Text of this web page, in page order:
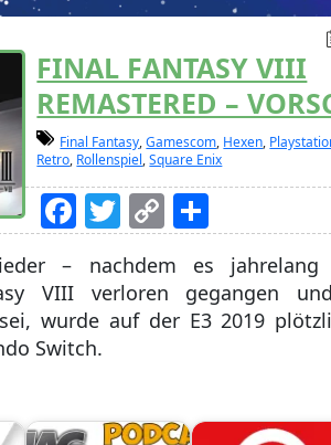
FINAL FANTASY VIII
REMASTERED –
Final Fantasy,Gamescom, Hexen,
Retro, Rollenspiel,Square Enix
Facebook
Twitter
Copy
Link
– nachdem es
VIII verloren gegangen
wurde auf der E3 2019
Switch.